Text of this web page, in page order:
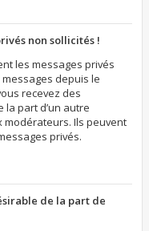
non sollicités !
les messages privés
depuis le
recevez des
part d’un autre
Ils peuvent
privés.
de la part de